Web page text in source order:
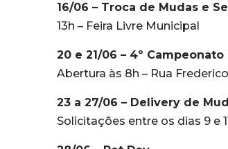
16/06 – Troca de Mudas e
13h – Feira Livre Municipal
20 e 21/06 – 4º
Abertura às 8h – Rua
23 a 27/06 – Delivery de
Solicitações entre os dias 9 e